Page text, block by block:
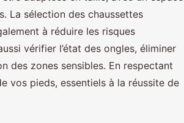
La sélection des chaussettes
à réduire les risques
vérifier l’état des ongles, éliminer
des zones sensibles. En respectant
vos pieds, essentiels à la réussite de